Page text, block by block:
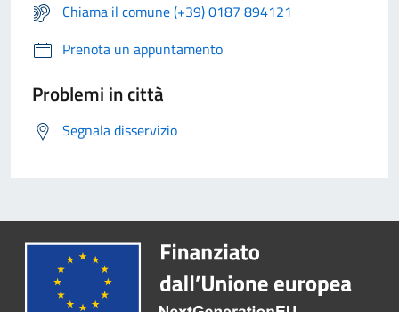
Chiama il comune (+39) 0187 894121
Prenota un appuntamento
Problemi in città
Segnala disservizio